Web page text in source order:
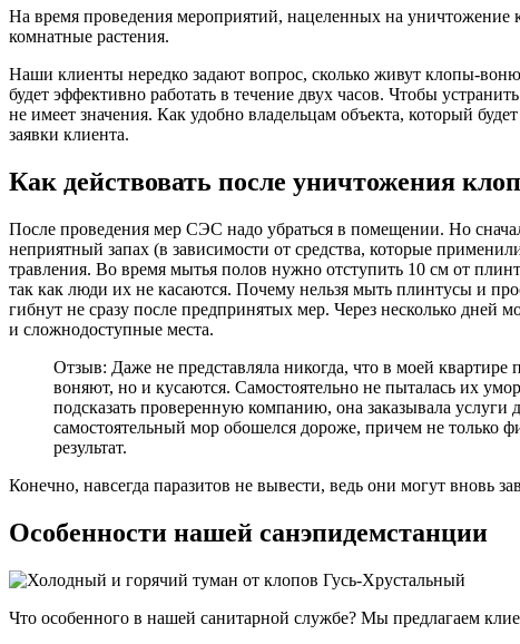
На время проведения мероприятий, нацеленных на уничтожение
комнатные растения.
Наши клиенты нередко задают вопрос, сколько живут клопы-
будет эффективно работать в течение двух часов. Чтобы
не имеет значения. Как удобно владельцам объекта, который
заявки клиента.
Как действовать после уничтожения
После проведения мер СЭС надо убраться в помещении. Но
неприятный запах (в зависимости от средства, которые
травления. Во время мытья полов нужно отступить 10 см от
так как люди их не касаются. Почему нельзя мыть плинтусы и
гибнут не сразу после предпринятых мер. Через несколько дней
и сложнодоступные места.
Отзыв: Даже не представляла никогда, что в моей
воняют, но и кусаются. Самостоятельно не пыталась их
подсказать проверенную компанию, она заказывала услуги
самостоятельный мор обошелся дороже, причем не только
результат.
Конечно, навсегда паразитов не вывести, ведь они могут вновь
Особенности нашей санэпидемстанции
Что особенного в нашей санитарной службе? Мы предлагаем